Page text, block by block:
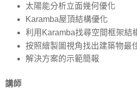
太陽能分析立面幾何優化
Karamba屋頂結構優化
利用Karamba找尋空間框架結
按照繪製圖視角找出建築物最
解決方案的示範簡報
講師